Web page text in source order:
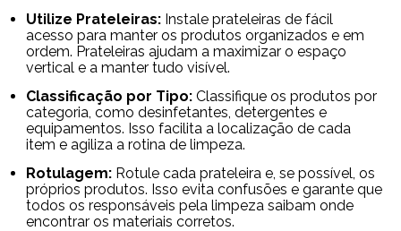
Utilize Prateleiras: Instale prateleiras de fácil
acesso para manter os produtos organizados e em
ordem. Prateleiras ajudam a maximizar o espaço
vertical e a manter tudo visível.
Classificação por Tipo: Classifique os produtos por
categoria, como desinfetantes, detergentes e
equipamentos. Isso facilita a localização de cada
item e agiliza a rotina de limpeza.
Rotulagem: Rotule cada prateleira e, se possível, os
próprios produtos. Isso evita confusões e garante que
todos os responsáveis pela limpeza saibam onde
encontrar os materiais corretos.